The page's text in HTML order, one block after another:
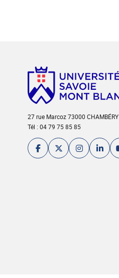
27 rue Marcoz 73000 CHAMBÉRY
Tél : 04 79 75 85 85